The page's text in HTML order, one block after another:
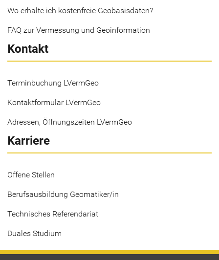
Wo erhalte ich kostenfreie Geobasisdaten?
FAQ zur Vermessung und Geoinformation
Kontakt
Terminbuchung LVermGeo
Kontaktformular LVermGeo
Adressen, Öffnungszeiten LVermGeo
Karriere
Offene Stellen
Berufsausbildung Geomatiker/in
Technisches Referendariat
Duales Studium